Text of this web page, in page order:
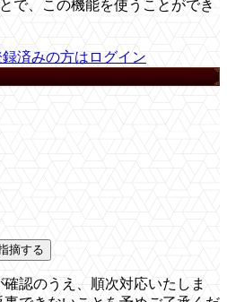
で、この機能を使うことができ
録済みの方はログイン
摘する
認のうえ、順次対応いたしま